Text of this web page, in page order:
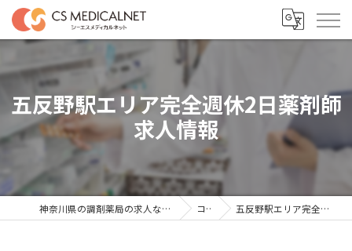
五反野駅エリア完全週休2日薬剤師
求人情報
神奈川県の調剤薬局の求人ならシーエスメディカルネット コラム 五反野駅エリア完全週休2日薬剤師求人情報